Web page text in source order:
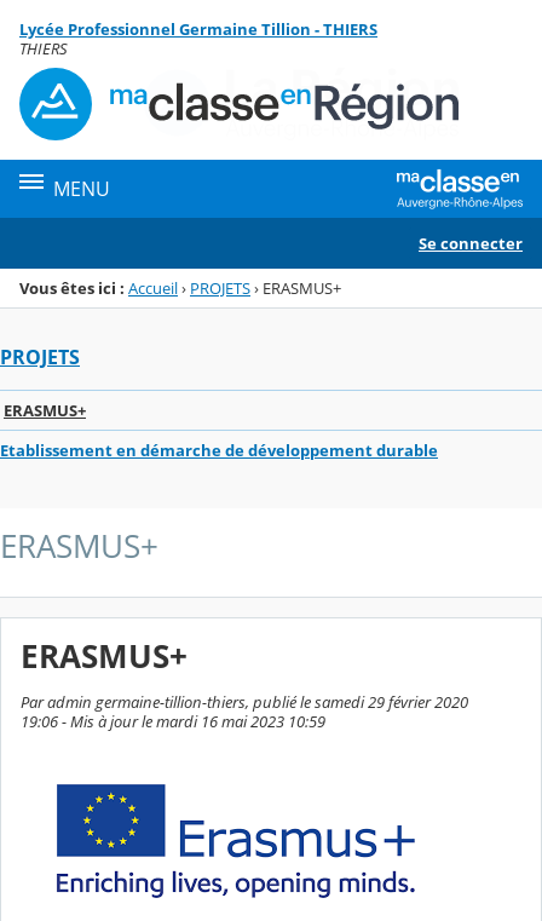
Menu de la rubrique
Contenu
Lycée Professionnel Germaine Tillion - THIERS
THIERS
MENU
Se connecter
Vous êtes ici : Accueil› PROJETS› ERASMUS+
PROJETS
ERASMUS+
Etablissement en démarche de développement durable
ERASMUS+
ERASMUS+
Par admin germaine-tillion-thiers, publié le samedi 29 février 2020
19:06 - Mis à jour le mardi 16 mai 2023 10:59